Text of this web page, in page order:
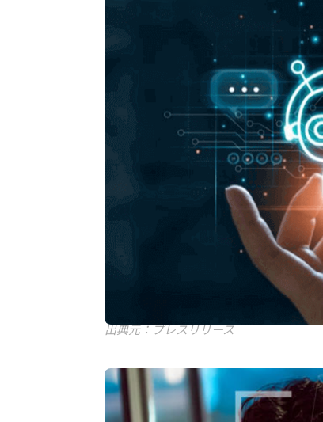
出典元：プレスリリース